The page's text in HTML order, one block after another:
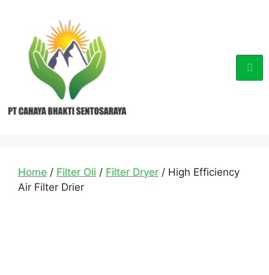
Home / Filter Oli / Filter Dryer / High Efficiency
Air Filter Drier